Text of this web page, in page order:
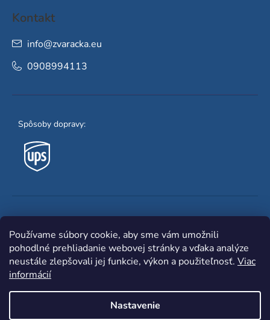
Používame súbory cookie, aby sme vám umožnili
pohodlné prehliadanie webovej stránky a vďaka analýze
neustále zlepšovali jej funkcie, výkon a použiteľnosť. Viac
informácií
Nastavenie
Kontakt
info@zvaracka.eu
0908994113
Spôsoby dopravy:
Shoptet |mime digital